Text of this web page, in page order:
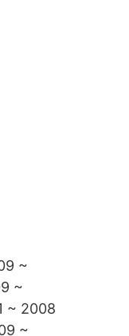
~
~
~ 2008
~